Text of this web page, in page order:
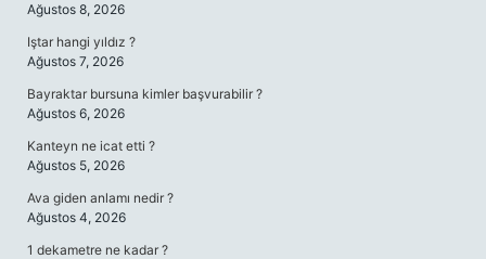
Ağustos 8, 2026
Iştar hangi yıldız ?
Ağustos 7, 2026
Bayraktar bursuna kimler başvurabilir ?
Ağustos 6, 2026
Kanteyn ne icat etti ?
Ağustos 5, 2026
Ava giden anlamı nedir ?
Ağustos 4, 2026
1 dekametre ne kadar ?